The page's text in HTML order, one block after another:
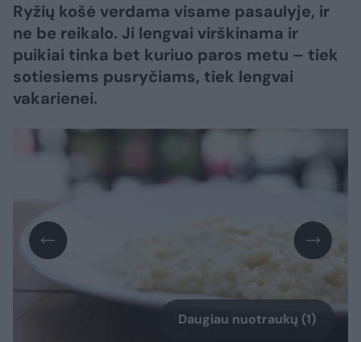
Ryžių košė verdama visame pasaulyje, ir
ne be reikalo. Ji lengvai virškinama ir
puikiai tinka bet kuriuo paros metu – tiek
sotiesiems pusryčiams, tiek lengvai
vakarienei.
Daugiau nuotraukų (1)